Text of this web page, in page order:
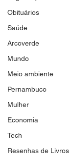
Obituários
Saúde
Arcoverde
Mundo
Meio ambiente
Pernambuco
Mulher
Economia
Tech
Resenhas de Livros